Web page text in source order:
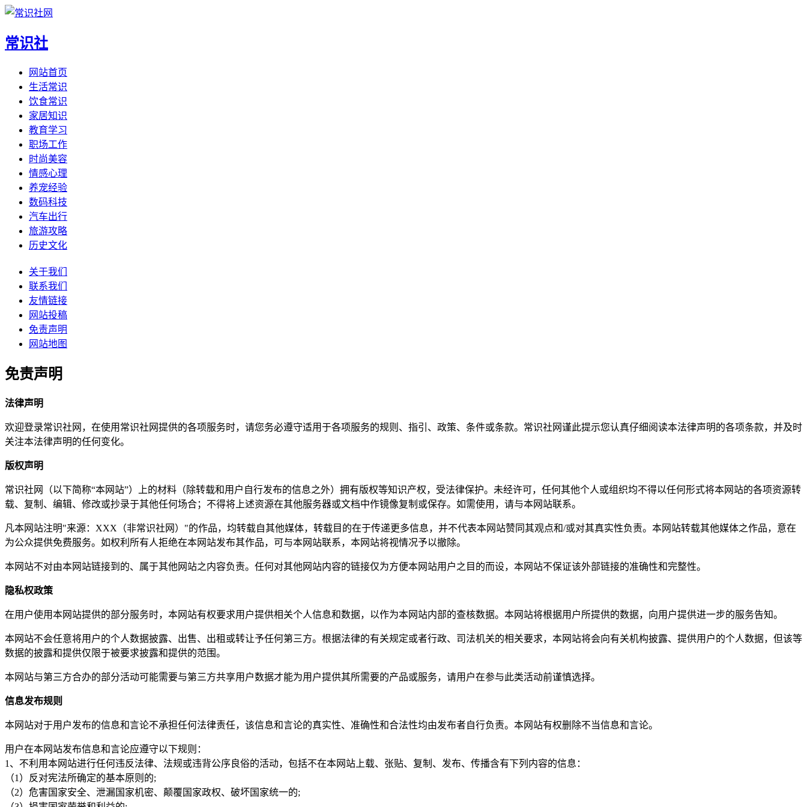
常识社
网站首页
生活常识
饮食常识
家居知识
教育学习
职场工作
时尚美容
情感心理
养宠经验
数码科技
汽车出行
旅游攻略
历史文化
关于我们
联系我们
友情链接
网站投稿
免责声明
网站地图
免责声明
法律声明
欢迎登录常识社网，在使用常识社网提供的各项服务时，请您务必遵守适用于各项服务的规则、指引、政策、条件或条款。常识社网谨此提示您认真仔细阅读本法律声明的各项条款，并及时
关注本法律声明的任何变化。
版权声明
常识社网（以下简称“本网站”）上的材料（除转载和用户自行发布的信息之外）拥有版权等知识产权，受法律保护。未经许可，任何其他个人或组织均不得以任何形式将本网站的各项资源转
载、复制、编辑、修改或抄录于其他任何场合；不得将上述资源在其他服务器或文档中作镜像复制或保存。如需使用，请与本网站联系。
凡本网站注明"来源：XXX（非常识社网）"的作品，均转载自其他媒体，转载目的在于传递更多信息，并不代表本网站赞同其观点和/或对其真实性负责。本网站转载其他媒体之作品，意在
为公众提供免费服务。如权利所有人拒绝在本网站发布其作品，可与本网站联系，本网站将视情况予以撤除。
本网站不对由本网站链接到的、属于其他网站之内容负责。任何对其他网站内容的链接仅为方便本网站用户之目的而设，本网站不保证该外部链接的准确性和完整性。
隐私权政策
在用户使用本网站提供的部分服务时，本网站有权要求用户提供相关个人信息和数据，以作为本网站内部的查核数据。本网站将根据用户所提供的数据，向用户提供进一步的服务告知。
本网站不会任意将用户的个人数据披露、出售、出租或转让予任何第三方。根据法律的有关规定或者行政、司法机关的相关要求，本网站将会向有关机构披露、提供用户的个人数据，但该等
数据的披露和提供仅限于被要求披露和提供的范围。
本网站与第三方合办的部分活动可能需要与第三方共享用户数据才能为用户提供其所需要的产品或服务，请用户在参与此类活动前谨慎选择。
信息发布规则
本网站对于用户发布的信息和言论不承担任何法律责任，该信息和言论的真实性、准确性和合法性均由发布者自行负责。本网站有权删除不当信息和言论。
用户在本网站发布信息和言论应遵守以下规则：
1、不利用本网站进行任何违反法律、法规或违背公序良俗的活动，包括不在本网站上载、张贴、复制、发布、传播含有下列内容的信息：
（1）反对宪法所确定的基本原则的;
（2）危害国家安全、泄漏国家机密、颠覆国家政权、破坏国家统一的;